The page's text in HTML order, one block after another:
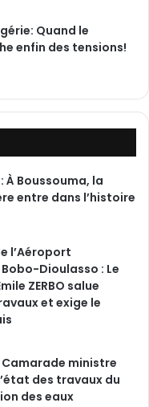
Quand le
enfin des tensions!
À Boussouma, la
entre dans l’histoire
l’Aéroport
Dioulasso : Le
ZERBO salue
et exige le
Camarade ministre
des travaux du
des eaux